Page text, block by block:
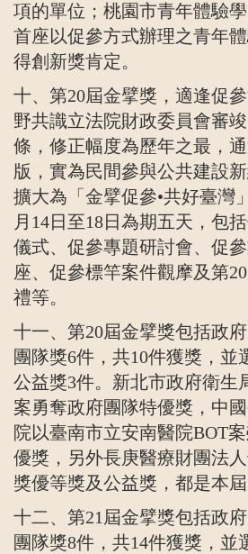
項的單位；桃園市青年體驗
首座以促參方式辦理之青年
得創新獎肯定。
十、第20屆金擘獎，適逢促
野共識立法院財政委員會審
條，修正幅度為歷年之最，
版，實為民間參與公共建設
擴大為「金擘促參•共好臺灣
月 14日至18日為期五天，包
儀式、促參專題研討會、促
座、促參標竿案件觀摩及第20
禮等。
十一、第20屆金擘獎包括政
團隊獎6件，共10件獲獎，並
公益獎3件。新北市政府衛生
案勇奪政府團隊特優獎，中
院以臺南市立安南醫院BOT
優獎，另外長庚醫療財團法
獎優等獎及公益獎，都是本屆
十二、第21 屆金擘獎包括政
團隊獎8件，共14件獲獎，並